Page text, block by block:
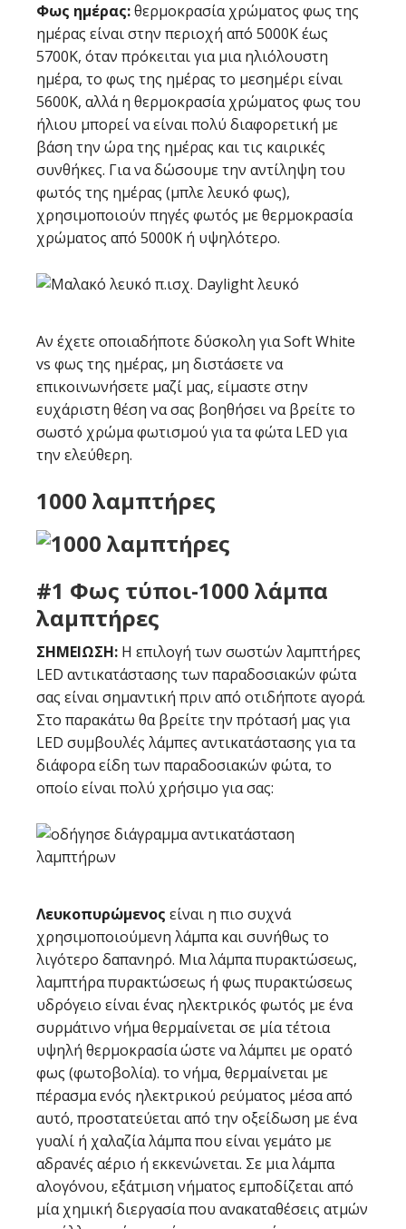
Φως ημέρας:θερμοκρασία χρώματος φως της
ημέρας είναι στην περιοχή από 5000K έως
5700K, όταν πρόκειται για μια ηλιόλουστη
ημέρα, το φως της ημέρας το μεσημέρι είναι
5600K, αλλά η θερμοκρασία χρώματος φως του
ήλιου μπορεί να είναι πολύ διαφορετική με
βάση την ώρα της ημέρας και τις καιρικές
συνθήκες. Για να δώσουμε την αντίληψη του
φωτός της ημέρας (μπλε λευκό φως),
χρησιμοποιούν πηγές φωτός με θερμοκρασία
χρώματος από 5000K ή υψηλότερο.
Αν έχετε οποιαδήποτε δύσκολη για Soft White
vs φως της ημέρας, μη διστάσετε να
επικοινωνήσετε μαζί μας, είμαστε στην
ευχάριστη θέση να σας βοηθήσει να βρείτε το
σωστό χρώμα φωτισμού για τα φώτα LED για
την ελεύθερη.
1000 λαμπτήρες
#1 Φως τύποι-1000 λάμπα
λαμπτήρες
ΣΗΜΕΙΩΣΗ: Η επιλογή των σωστών λαμπτήρες
LED αντικατάστασης των παραδοσιακών φώτα
σας είναι σημαντική πριν από οτιδήποτε αγορά.
Στο παρακάτω θα βρείτε την πρότασή μας για
LED συμβουλές λάμπες αντικατάστασης για τα
διάφορα είδη των παραδοσιακών φώτα, το
οποίο είναι πολύ χρήσιμο για σας:
Λευκοπυρώμενος είναι η πιο συχνά
χρησιμοποιούμενη λάμπα και συνήθως το
λιγότερο δαπανηρό. Μια λάμπα πυρακτώσεως,
λαμπτήρα πυρακτώσεως ή φως πυρακτώσεως
υδρόγειο είναι ένας ηλεκτρικός φωτός με ένα
συρμάτινο νήμα θερμαίνεται σε μία τέτοια
υψηλή θερμοκρασία ώστε να λάμπει με ορατό
φως (φωτοβολία). το νήμα, θερμαίνεται με
πέρασμα ενός ηλεκτρικού ρεύματος μέσα από
αυτό, προστατεύεται από την οξείδωση με ένα
γυαλί ή χαλαζία λάμπα που είναι γεμάτο με
αδρανές αέριο ή εκκενώνεται. Σε μια λάμπα
αλογόνου, εξάτμιση νήματος εμποδίζεται από
μία χημική διεργασία που ανακαταθέσεις ατμών